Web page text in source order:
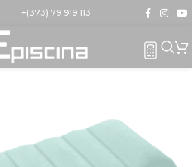
+(373) 79 919 113